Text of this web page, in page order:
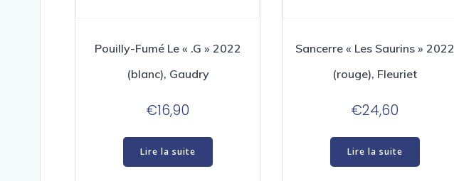
Pouilly-Fumé Le « .G » 2022
(blanc), Gaudry
€16,90
Lire la suite
Sancerre « Les Saurins » 2022
(rouge), Fleuriet
€24,60
Lire la suite